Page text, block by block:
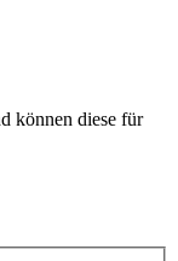
können diese für